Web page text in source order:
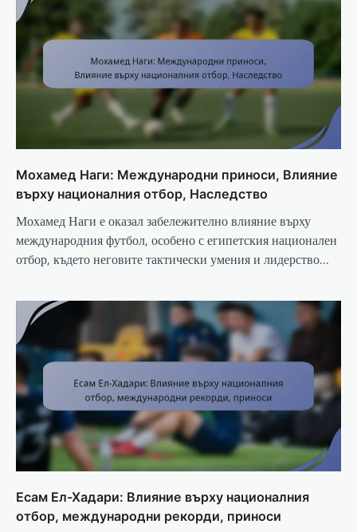
Мохамед Наги: Международни приноси, Влияние
върху националния отбор, Наследство
Мохамед Наги е оказал забележително влияние върху
международния футбол, особено с египетския национален
отбор, където неговите тактически умения и лидерство…
Есам Ел-Хадари: Влияние върху националния
отбор, международни рекорди, приноси